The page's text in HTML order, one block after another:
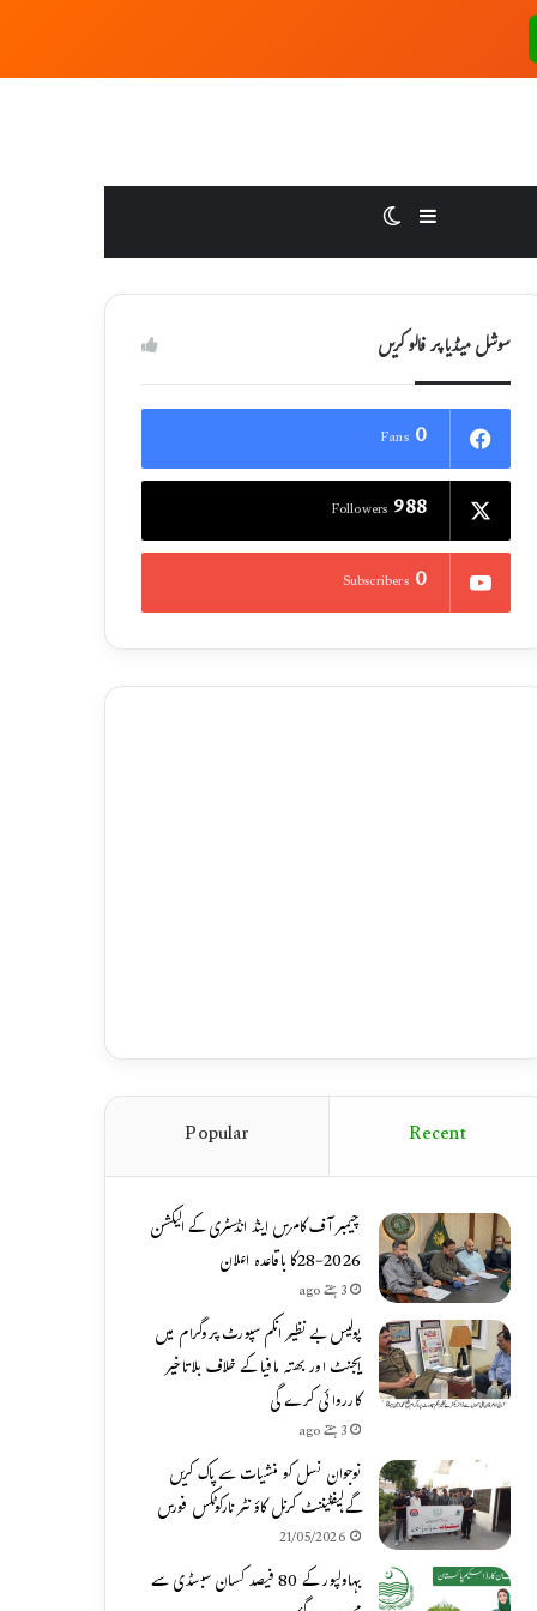
Sidebar
سوشل میڈیا پر فالو کریں
0
Fans
988
Followers
0
Subscribers
Recent
Popular
چیمبر آف کامرس اینڈ انڈسٹری کے الیکشن
2026-28کا باقاعدہ اعلان
3 ہفتے ago
پولیس بے نظیر انکم سپورٹ پروگرام میں
ایجنٹ اور بھتہ مافیا کے خلاف بلاتاخیر
کارروائی کرے گی
3 ہفتے ago
نوجوان نسل کو منشیات سے پاک کریں
گے،لیفٹیننٹ کرنل کاؤنٹر نارکوٹکس فورس
21/05/2026
بہاولپور کے 80 فیصد کسان سبسڈی سے